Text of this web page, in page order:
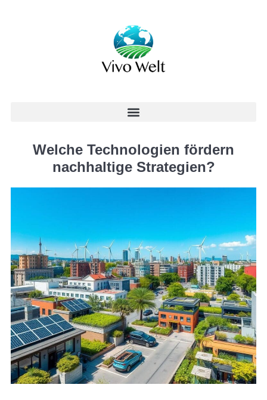
Welche Technologien fördern
nachhaltige Strategien?